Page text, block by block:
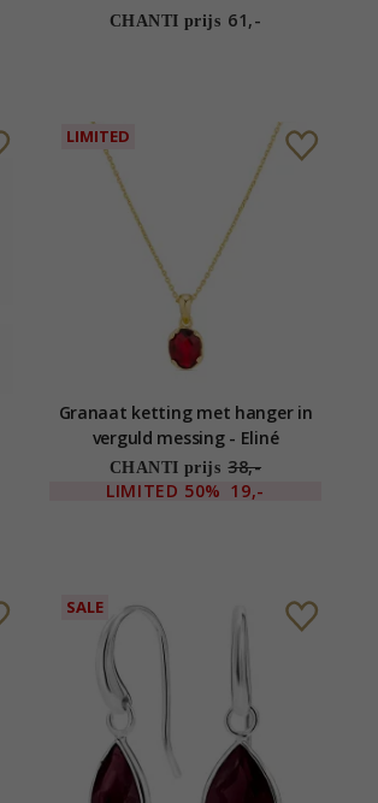
CHANTI prijs 61,-
LIMITED
Granaat ketting met hanger in
verguld messing - Eliné
CHANTI prijs 38,-
LIMITED 50% 19,-
SALE